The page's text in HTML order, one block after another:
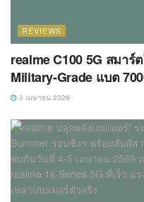
REVIEWS
realme C100 5G สมา
Military-Grade แบต
3 เมษายน 2026